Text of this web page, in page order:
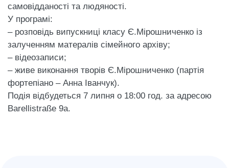
самовідданості та людяності.
У програмі:
– розповідь випускниці класу Є.Мірошниченко із
залученням матералів сімейного архіву;
– відеозаписи;
– живе виконання творів Є.Мірошниченко (партія
фортепіано – Анна Іванчук).
Подія відбудеться 7 липня о 18:00 год. за адресою
Barellistraße 9a.